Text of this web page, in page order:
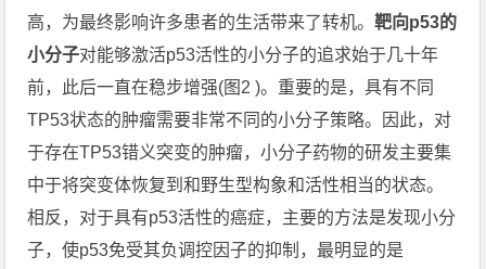
高，为最终影响许多患者的生活带来了转机。靶向p53的
小分子对能够激活p53活性的小分子的追求始于几十年
前，此后一直在稳步增强(图2 )。重要的是，具有不同
TP53状态的肿瘤需要非常不同的小分子策略。因此，对
于存在TP53错义突变的肿瘤，小分子药物的研发主要集
中于将突变体恢复到和野生型构象和活性相当的状态。
相反，对于具有p53活性的癌症，主要的方法是发现小分
子，使p53免受其负调控因子的抑制，最明显的是